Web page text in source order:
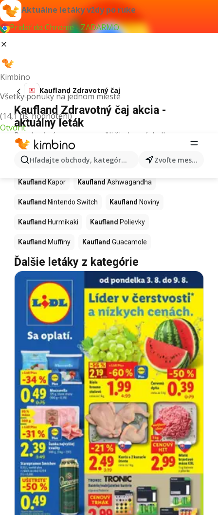
Aktuálne letáky vždy po ruke
Pridať do Chrome - ZADARMO
Kimbino
Všetky ponuky na jednom mieste
(14,1 tis. hodnotení)
Otvoriť
Hľadajte obchody, kategórie, produkty... Zvoľte mesto
Kaufland Zdravotný čaj
Kaufland Zdravotný čaj akcia -
aktuálny leták
Pre daný výraz sme nenašli žiadne výsledky.
Ďalšie produkty v obchodoch
Kaufland
Kaufland Kapor Kaufland Ashwagandha
Kaufland Nintendo Switch Kaufland Noviny
Kaufland Hurmikaki Kaufland Polievky
Kaufland Muffiny Kaufland Guacamole
Ďalšie letáky z kategórie